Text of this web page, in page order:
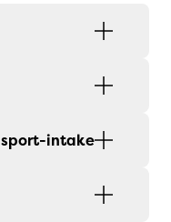
sport-intake